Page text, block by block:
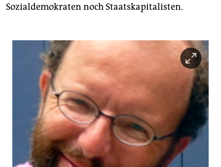
Sozialdemokraten noch Staatskapitalisten.